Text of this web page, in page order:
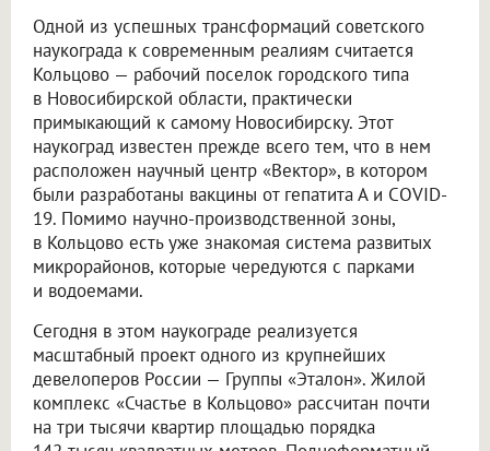
Одной из успешных трансформаций советского
наукограда к современным реалиям считается
Кольцово — рабочий поселок городского типа
в Новосибирской области, практически
примыкающий к самому Новосибирску. Этот
наукоград известен прежде всего тем, что в нем
расположен научный центр «Вектор», в котором
были разработаны вакцины от гепатита А и COVID-
19. Помимо научно-производственной зоны,
в Кольцово есть уже знакомая система развитых
микрорайонов, которые чередуются с парками
и водоемами.
Сегодня в этом наукограде реализуется
масштабный проект одного из крупнейших
девелоперов России — Группы «Эталон». Жилой
комплекс «Счастье в Кольцово» рассчитан почти
на три тысячи квартир площадью порядка